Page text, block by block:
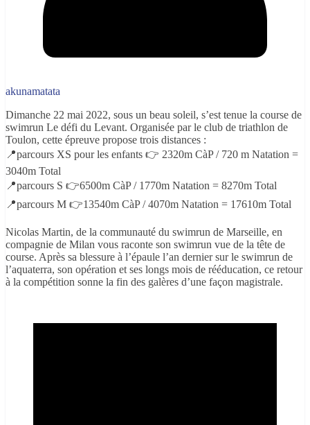
akunamatata
Dimanche 22 mai 2022, sous un beau soleil, s’est tenue la course de
swimrun Le défi du Levant. Organisée par le club de triathlon de
Toulon, cette épreuve propose trois distances :
📍parcours XS pour les enfants 👉 2320m CàP / 720 m Natation =
3040m Total
📍parcours S 👉6500m CàP / 1770m Natation = 8270m Total
📍parcours M 👉13540m CàP / 4070m Natation = 17610m Total
Nicolas Martin, de la communauté du swimrun de Marseille, en
compagnie de Milan vous raconte son swimrun vue de la tête de
course. Après sa blessure à l’épaule l’an dernier sur le swimrun de
l’aquaterra, son opération et ses longs mois de rééducation, ce retour
à la compétition sonne la fin des galères d’une façon magistrale.